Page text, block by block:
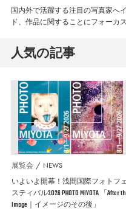
国内外で活躍する注目の写真家へ
ド、作品に関することにフォーカ
人気の記事
展覧会 NEWS
いよいよ開幕！浅間国際フォトフ
スティバル2026 PHOTO MIYOTA 「After
Image｜イメージのその後」